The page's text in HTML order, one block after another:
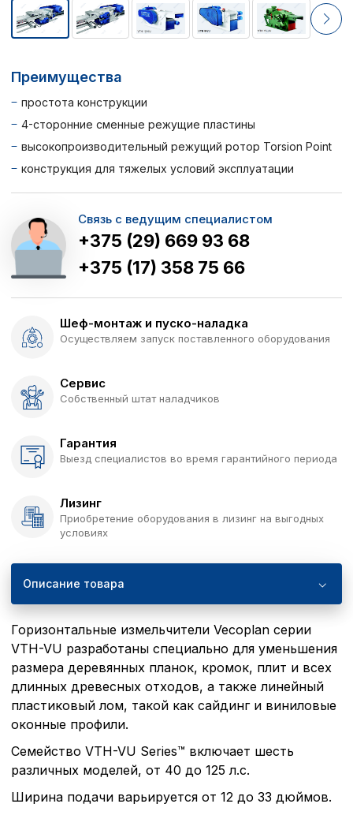
Преимущества
простота конструкции
4-сторонние сменные режущие пластины
высокопроизводительный режущий ротор Torsion Point
конструкция для тяжелых условий эксплуатации
Связь с ведущим специалистом
+375 (29) 669 93 68
+375 (17) 358 75 66
Шеф-монтаж и пуско-наладка
Осуществляем запуск поставленного оборудования
Сервис
Собственный штат наладчиков
Гарантия
Выезд специалистов во время гарантийного периода
Лизинг
Приобретение оборудования в лизинг на выгодных
условиях
Описание товара
Горизонтальные измельчители Vecoplan серии
VTH-VU разработаны специально для уменьшения
размера деревянных планок, кромок, плит и всех
длинных древесных отходов, а также линейный
пластиковый лом, такой как сайдинг и виниловые
оконные профили.
Семейство VTH-VU Series™ включает шесть
различных моделей, от 40 до 125 л.с.
Ширина подачи варьируется от 12 до 33 дюймов.